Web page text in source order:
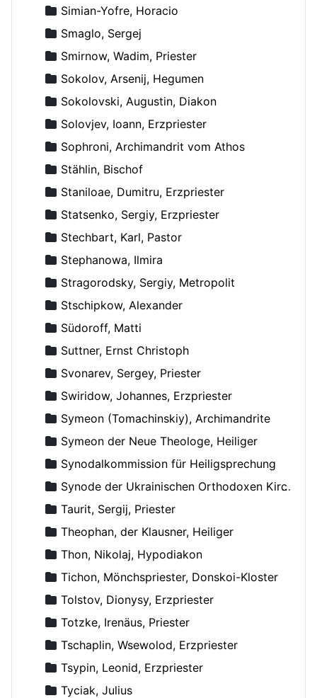
Simian-Yofre, Horacio
Smaglo, Sergej
Smirnow, Wadim, Priester
Sokolov, Arsenij, Hegumen
Sokolovski, Augustin, Diakon
Solovjev, Ioann, Erzpriester
Sophroni, Archimandrit vom Athos
Stählin, Bischof
Staniloae, Dumitru, Erzpriester
Statsenko, Sergiy, Erzpriester
Stechbart, Karl, Pastor
Stephanowa, Ilmira
Stragorodsky, Sergiy, Metropolit
Stschipkow, Alexander
Südoroff, Matti
Suttner, Ernst Christoph
Svonarev, Sergey, Priester
Swiridow, Johannes, Erzpriester
Symeon (Tomachinskiy), Archimandrite
Symeon der Neue Theologe, Heiliger
Synodalkommission für Heiligsprechung
Synode der Ukrainischen Orthodoxen Kirche
Taurit, Sergij, Priester
Theophan, der Klausner, Heiliger
Thon, Nikolaj, Hypodiakon
Tichon, Mönchspriester, Donskoi-Kloster
Tolstov, Dionysy, Erzpriester
Totzke, Irenäus, Priester
Tschaplin, Wsewolod, Erzpriester
Tsypin, Leonid, Erzpriester
Tyciak, Julius